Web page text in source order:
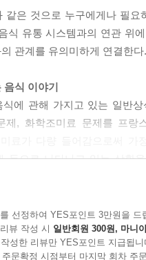
같은 것으로 누구에게나 필
식 유통 시스템과의 연관 위
관계를 유의미하게 연결한다.
식 이야기
식에 관해 가지고 있는 일반
제, 화학조미료 문제를 프
등으로 나타나고 있는 상황
면서 자연스럽게 연결되는
를 튼튼하게 한다고 믿고 있
선정하여 YES포인트 3만원을 드
뷰 작성 시 일반회원 300원, 마니
성한 리뷰만 YES포인트 지급됩니
문확정 시점부터 마지막 회차 주